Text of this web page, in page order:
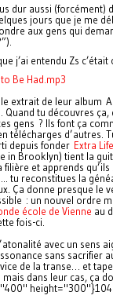
dur aussi (forcément)
jours que je me
aux gens qui
j’ai entendu Zs
Be Had.mp3
extrait de leur album
tu découvres ça,
gens ? Ils font ça
en télécharges d’autres.
depuis fonder Extra Life
in Brooklyn) tient la
et apprends
... tu reconstitues la
Ça donne presque le
: un nouvel ordre
école de Vienne au
fois-ci.
avec un sens
sans sacrifier
de la transe… et
dans leur cas, ça